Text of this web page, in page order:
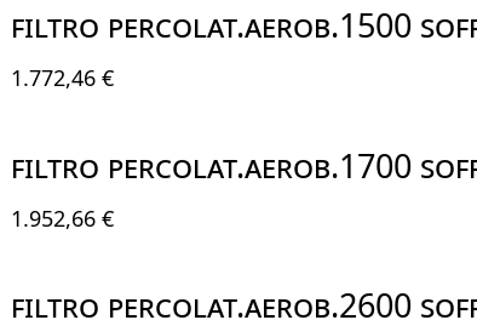
FILTRO PERCOLAT.AEROB.1500
1.772,46 €
FILTRO PERCOLAT.AEROB.1700
1.952,66 €
FILTRO PERCOLAT.AEROB.2600